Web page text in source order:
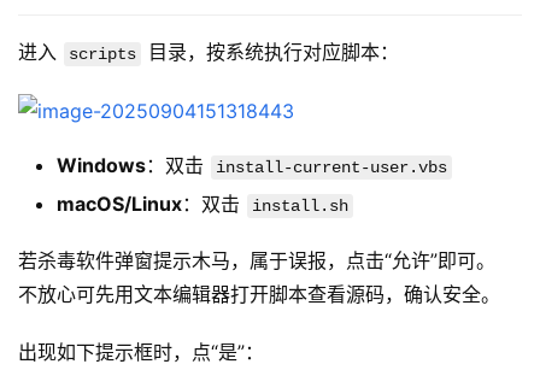
进入 scripts 目录，按系统执行对应脚本：
Windows：双击 install-current-user.vbs
macOS/Linux：双击 install.sh
若杀毒软件弹窗提示木马，属于误报，点击“允许”即可。
不放心可先用文本编辑器打开脚本查看源码，确认安全。
出现如下提示框时，点“是”：